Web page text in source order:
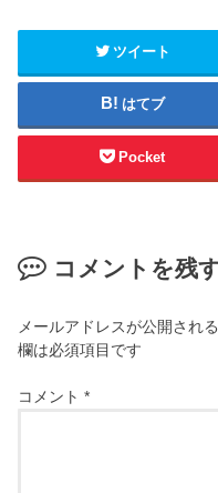
ツイート
はてブ
Pocket
コメントを残
メールアドレスが公開され
欄は必須項目です
コメント*